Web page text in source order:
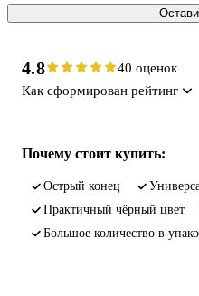
4.8
40 оценок
Как сформирован рейтинг
Почему стоит купить:
острый конец
практичный чёрный цвет
большое количество в